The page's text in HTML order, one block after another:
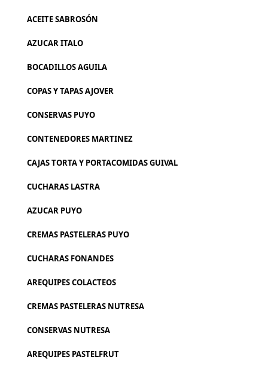
ACEITE SABROSÓN
AZUCAR ITALO
BOCADILLOS AGUILA
COPAS Y TAPAS AJOVER
CONSERVAS PUYO
CONTENEDORES MARTINEZ
CAJAS TORTA Y PORTACOMIDAS GUIVAL
CUCHARAS LASTRA
AZUCAR PUYO
CREMAS PASTELERAS PUYO
CUCHARAS FONANDES
AREQUIPES COLACTEOS
CREMAS PASTELERAS NUTRESA
CONSERVAS NUTRESA
AREQUIPES PASTELFRUT